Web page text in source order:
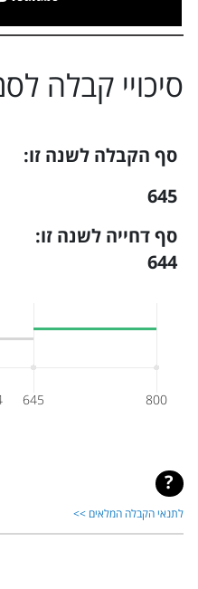
סיכויי קבלה ל
סף הקבלה לשנה זו:
645
סף דחייה לשנה זו:
644
645 800
לתנאי הקבלה המלאים >>